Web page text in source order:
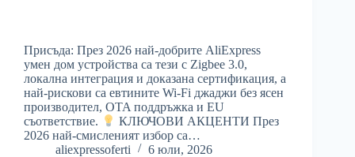
Присъда: През 2026 най-добрите AliExpress
умен дом устройства са тези с Zigbee 3.0,
локална интеграция и доказана сертификация, а
най-рискови са евтините Wi-Fi джаджи без ясен
производител, OTA поддръжка и EU
съответствие.
КЛЮЧОВИ АКЦЕНТИ През
2026 най-смисленият избор са…
aliexpressoferti
6 юли, 2026